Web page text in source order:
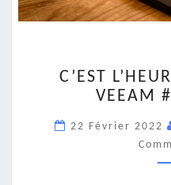
C’EST
VEEAM
22 Février 2022